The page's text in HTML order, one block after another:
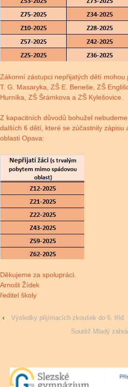
Zákonní zástupci nepřijatých dětí
T. G. Masaryka, ZŠ E. Beneše, ZŠ
Hurníka, ZŠ Šrámkova a ZŠ Kylešovice.
Z kapacitních důvodů bohužel
dalších 6 dětí, které se zúčastnily zápisu
oblasti Opava:
Děkujeme za spolupráci.
Arnošt Žídek
ředitel školy
‹
Výsledky přijímacích zkoušek do 6. tříd
Soutěž Mladý